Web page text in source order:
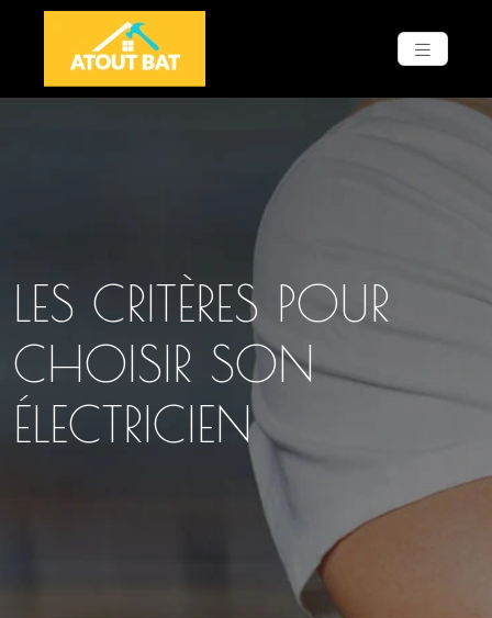
LES CRITÈRES POUR
CHOISIR SON
ÉLECTRICIEN